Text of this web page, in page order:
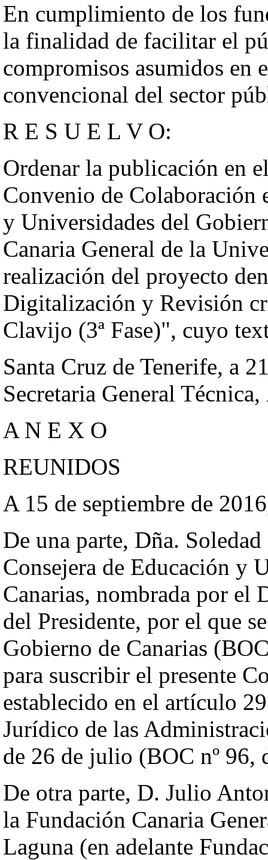
En cumplimiento de los
la finalidad de facilitar el
compromisos asumidos en
convencional del sector
R E S U E L V O:
Ordenar la publicación en
Convenio de Colaboración
y Universidades del
Canaria General de la
realización del proyecto
Digitalización y Revisión
Clavijo (3ª Fase)", cuyo
Santa Cruz de Tenerife, a
Secretaria General
A N E X O
REUNIDOS
A 15 de septiembre de
De una parte, Dña.
Consejera de Educación y
Canarias, nombrada por el
del Presidente, por el que
Gobierno de Canarias
para suscribir el presente
establecido en el artículo
Jurídico de las
de 26 de julio (BOC nº 96,
De otra parte, D. Julio
la Fundación Canaria
Laguna (en adelante